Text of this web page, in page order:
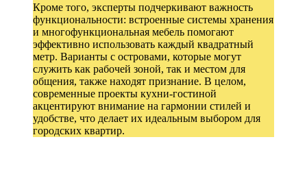
Кроме того, эксперты подчеркивают важность
функциональности: встроенные системы хранения
и многофункциональная мебель помогают
эффективно использовать каждый квадратный
метр. Варианты с островами, которые могут
служить как рабочей зоной, так и местом для
общения, также находят признание. В целом,
современные проекты кухни-гостиной
акцентируют внимание на гармонии стилей и
удобстве, что делает их идеальным выбором для
городских квартир.